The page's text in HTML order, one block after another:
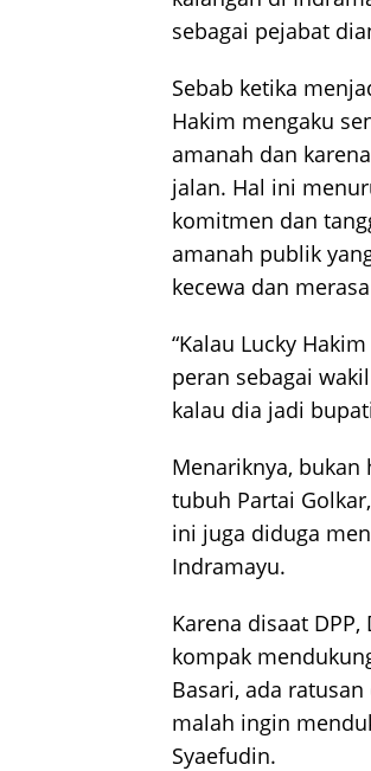
sebagai pejabat
Sebab ketika
Hakim mengaku
amanah dan
jalan. Hal ini
komitmen dan
amanah publik
kecewa dan
“Kalau Lucky
peran sebagai
kalau dia jadi
Menariknya,
tubuh Partai
ini juga diduga
Indramayu.
Karena disaat DPP,
kompak
Basari, ada
malah ingin
Syaefudin.